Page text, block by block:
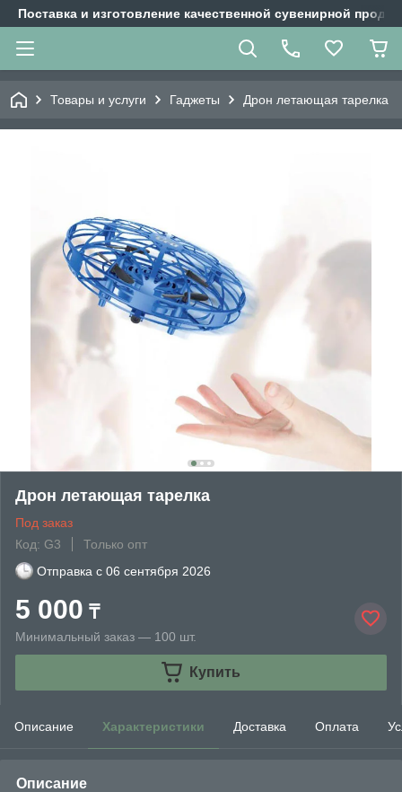
Поставка и изготовление качественной сувенирной
Товары и услуги Гаджеты Дрон летающая тарелка
Дрон летающая тарелка
Под заказ
Код: G3
Только опт
Отправка с 06 сентября 2026
5 000 ₸
Минимальный заказ — 100 шт.
Купить
Описание Характеристики Доставка Оплата
Описание